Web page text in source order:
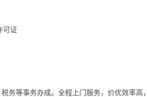
可证
务等事务办成。全程上门服务，价优效率高